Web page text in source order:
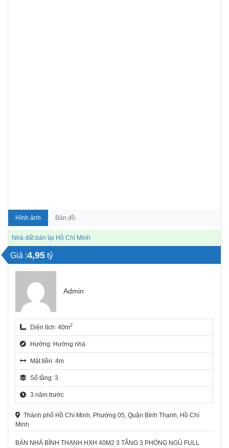
Hình ảnh Bản đồ
Nhà đất bán tại Hồ Chí Minh
Giá :4,95 tỷ
Admin
Diện tích: 40m2
Hướng: Hướng nhà
Mặt tiền: 4m
Số tầng: 3
3 năm trước
Thành phố Hồ Chí Minh, Phường 05, Quận Bình Thạnh, Hồ Chí
Minh
BÁN NHÀ BÌNH THẠNH HXH 40M2 3 TẦNG 3 PHÒNG NGỦ FULL